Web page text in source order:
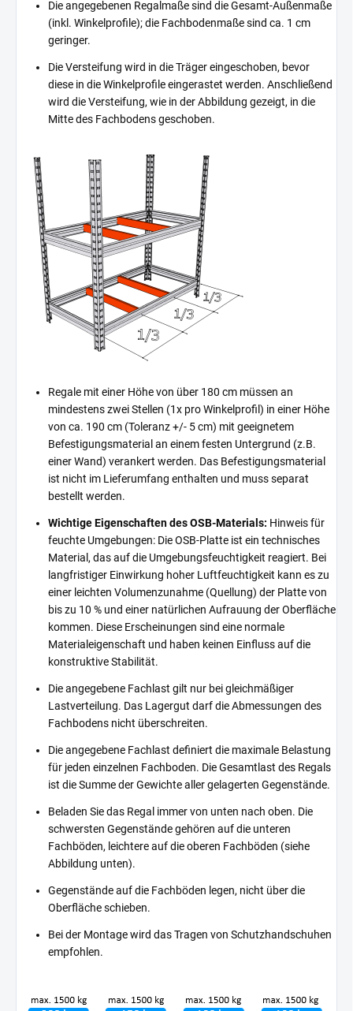
Die angegebenen Regalmaße sind die Gesamt-Außenmaße
(inkl. Winkelprofile); die Fachbodenmaße sind ca. 1 cm
geringer.
Die Versteifung wird in die Träger eingeschoben, bevor
diese in die Winkelprofile eingerastet werden. Anschließend
wird die Versteifung, wie in der Abbildung gezeigt, in die
Mitte des Fachbodens geschoben.
Regale mit einer Höhe von über 180 cm müssen an
mindestens zwei Stellen (1x pro Winkelprofil) in einer Höhe
von ca. 190 cm (Toleranz +/- 5 cm) mit geeignetem
Befestigungsmaterial an einem festen Untergrund (z.B.
einer Wand) verankert werden. Das Befestigungsmaterial
ist nicht im Lieferumfang enthalten und muss separat
bestellt werden.
Wichtige Eigenschaften des OSB-Materials: Hinweis für
feuchte Umgebungen: Die OSB-Platte ist ein technisches
Material, das auf die Umgebungsfeuchtigkeit reagiert. Bei
langfristiger Einwirkung hoher Luftfeuchtigkeit kann es zu
einer leichten Volumenzunahme (Quellung) der Platte von
bis zu 10 % und einer natürlichen Aufrauung der Oberfläche
kommen. Diese Erscheinungen sind eine normale
Materialeigenschaft und haben keinen Einfluss auf die
konstruktive Stabilität.
Die angegebene Fachlast gilt nur bei gleichmäßiger
Lastverteilung. Das Lagergut darf die Abmessungen des
Fachbodens nicht überschreiten.
Die angegebene Fachlast definiert die maximale Belastung
für jeden einzelnen Fachboden. Die Gesamtlast des Regals
ist die Summe der Gewichte aller gelagerten Gegenstände.
Beladen Sie das Regal immer von unten nach oben. Die
schwersten Gegenstände gehören auf die unteren
Fachböden, leichtere auf die oberen Fachböden (siehe
Abbildung unten).
Gegenstände auf die Fachböden legen, nicht über die
Oberfläche schieben.
Bei der Montage wird das Tragen von Schutzhandschuhen
empfohlen.